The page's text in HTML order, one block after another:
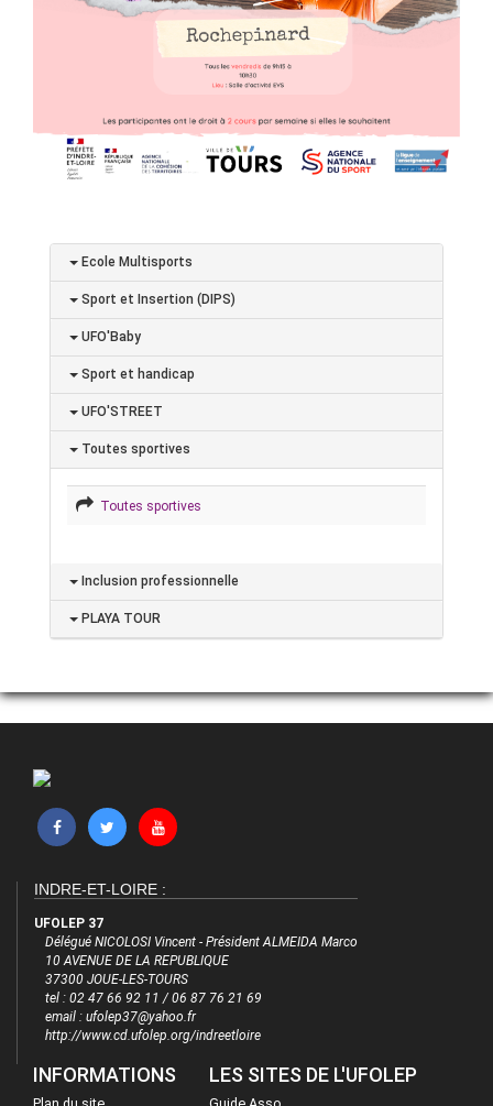
Ecole Multisports
Sport et Insertion (DIPS)
UFO'Baby
Sport et handicap
UFO'STREET
Toutes sportives
Toutes sportives
Inclusion professionnelle
PLAYA TOUR
INDRE-ET-LOIRE :
UFOLEP 37
Délégué NICOLOSI Vincent - Président ALMEIDA Marco
10 AVENUE DE LA REPUBLIQUE
37300 JOUE-LES-TOURS
tel : 02 47 66 92 11 / 06 87 76 21 69
email : ufolep37@yahoo.fr
http://www.cd.ufolep.org/indreetloire
INFORMATIONS LES SITES DE L'UFOLEP